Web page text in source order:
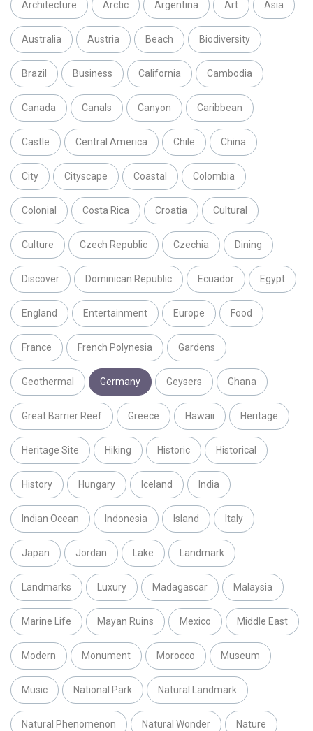
Architecture Arctic Argentina Art Asia
Australia Austria Beach Biodiversity
Brazil Business California Cambodia
Canada Canals Canyon Caribbean
Castle Central America Chile China
City Cityscape Coastal Colombia
Colonial Costa Rica Croatia Cultural
Culture Czech Republic Czechia Dining
Discover Dominican Republic Ecuador Egypt
England Entertainment Europe Food
France French Polynesia Gardens
Geothermal Germany Geysers Ghana
Great Barrier Reef Greece Hawaii Heritage
Heritage Site Hiking Historic Historical
History Hungary Iceland India
Indian Ocean Indonesia Island Italy
Japan Jordan Lake Landmark
Landmarks Luxury Madagascar Malaysia
Marine Life Mayan Ruins Mexico Middle East
Modern Monument Morocco Museum
Music National Park Natural Landmark
Natural Phenomenon Natural Wonder Nature